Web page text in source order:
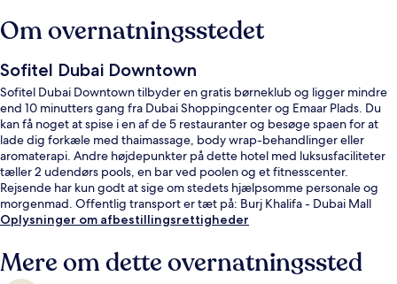
Om overnatningsstedet
Sofitel Dubai Downtown
Sofitel Dubai Downtown tilbyder en gratis børneklub og ligger mindre
end 10 minutters gang fra Dubai Shoppingcenter og Emaar Plads. Du
kan få noget at spise i en af de 5 restauranter og besøge spaen for at
lade dig forkæle med thaimassage, body wrap-behandlinger eller
aromaterapi. Andre højdepunkter på dette hotel med luksusfaciliteter
tæller 2 udendørs pools, en bar ved poolen og et fitnesscenter.
Rejsende har kun godt at sige om stedets hjælpsomme personale og
morgenmad. Offentlig transport er tæt på: Burj Khalifa - Dubai Mall
Metrostation ligger kun 2 minutter derfra til fods.
Oplysninger om afbestillingsrettigheder
Mere om dette overnatningssted